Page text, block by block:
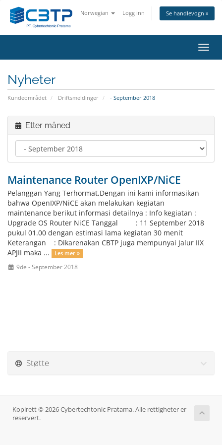
Norwegian Logg inn Se handlevogn »
Bytt
Nyheter
Kundeområdet Driftsmeldinger - September 2018
Etter måned
Maintenance Router OpenIXP/NiCE
Pelanggan Yang Terhormat,Dengan ini kami informasikan
bahwa OpenIXP/NiCE akan melakukan kegiatan
maintenance berikut informasi detailnya : Info kegiatan :
Upgrade OS Router NiCE Tanggal : 11 September 2018
pukul 01.00 dengan estimasi lama kegiatan 30 menit
Keterangan : Dikarenakan CBTP juga mempunyai Jalur IIX
APJII maka ...
Les mer »
9de - September 2018
Støtte
Kopirett © 2026 Cybertechtonic Pratama. Alle rettigheter er
reservert.